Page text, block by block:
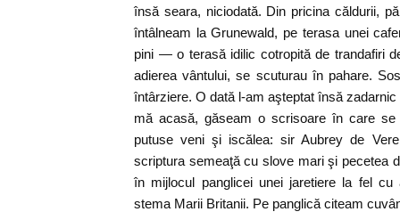
însă seara, niciodată. Din pricina căldurii,
întâlneam la Grunewald, pe terasa unei
pini — o terasă idilic cotropită de trandafiri
adierea vântului, se scuturau în pahare.
întârziere. O dată l-am aşteptat însă
mă acasă, găseam o scrisoare în care
putuse veni şi iscălea: sir Aubrey de
scriptura semeaţă cu slove mari şi pecetea
în mijlocul panglicei unei jaretiere la fel
stema Marii Britanii. Pe panglică citeam